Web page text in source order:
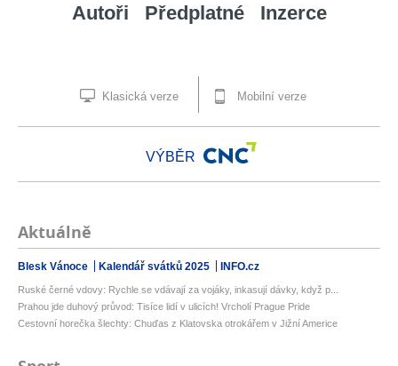
Autoři Předplatné Inzerce
Klasická verze Mobilní verze
VÝBĚR
Aktuálně
Blesk Vánoce Kalendář svátků 2025 INFO.cz
Ruské černé vdovy: Rychle se vdávají za vojáky, inkasují dávky, když p...
Prahou jde duhový průvod: Tisíce lidí v ulicích! Vrcholí Prague Pride
Cestovní horečka šlechty: Chuďas z Klatovska otrokářem v Jižní Americe